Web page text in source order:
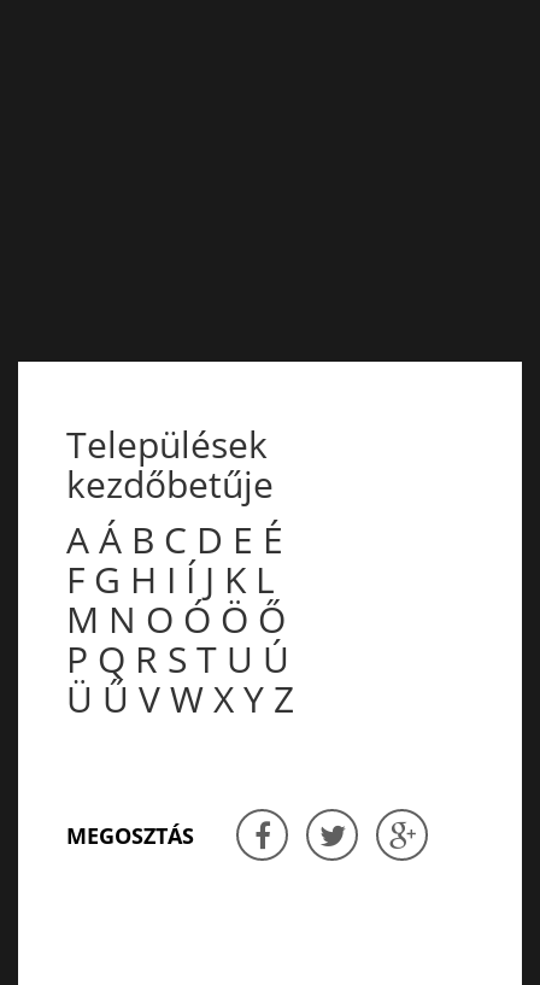
Települések
kezdőbetűje
AÁ B C D E É
F G H I Í J K L
M N O Ó Ö Ő
P Q R S T U Ú
Ü Ű VWXY Z
MEGOSZTÁS